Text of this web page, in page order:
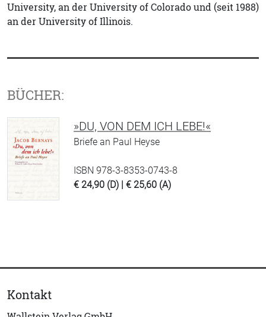
University, an der University of Colorado und (seit 1988)
an der University of Illinois.
BÜCHER:
»DU, VON DEM ICH LEBE!«
Briefe an Paul Heyse
ISBN 978-3-8353-0743-8
€ 24,90 (D) | € 25,60 (A)
Kontakt